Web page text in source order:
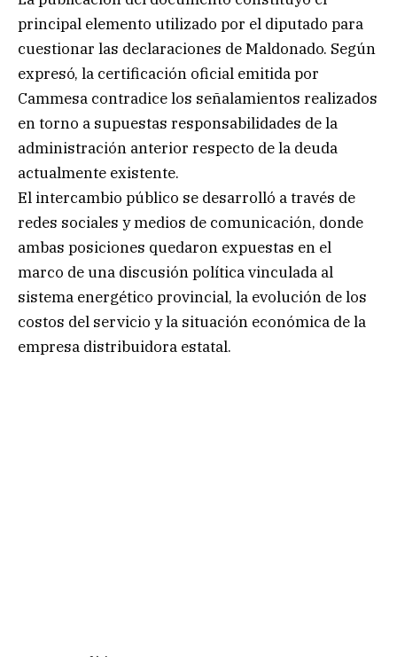
principal elemento utilizado por el diputado para
cuestionar las declaraciones de Maldonado. Según
expresó, la certificación oficial emitida por
Cammesa contradice los señalamientos realizados
en torno a supuestas responsabilidades de la
administración anterior respecto de la deuda
actualmente existente.
El intercambio público se desarrolló a través de
redes sociales y medios de comunicación, donde
ambas posiciones quedaron expuestas en el
marco de una discusión política vinculada al
sistema energético provincial, la evolución de los
costos del servicio y la situación económica de la
empresa distribuidora estatal.